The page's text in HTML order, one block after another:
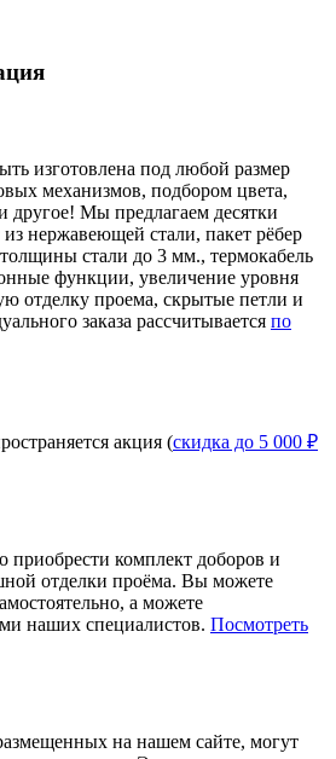
изготовлена под любой размер
механизмов, подбором цвета,
другое! Мы предлагаем десятки
нержавеющей стали, пакет рёбер
стали до 3 мм., термокабель
функции, увеличение уровня
отделку проема, скрытые петли и
заказа рассчитывается по
акция (скидка до 5 000 ₽
комплект доборов и
отделки проёма. Вы можете
а можете
наших специалистов. Посмотреть
на нашем сайте, могут